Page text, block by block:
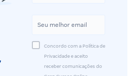
Concordo com a Política de
Privacidade e aceito
receber comunicações do